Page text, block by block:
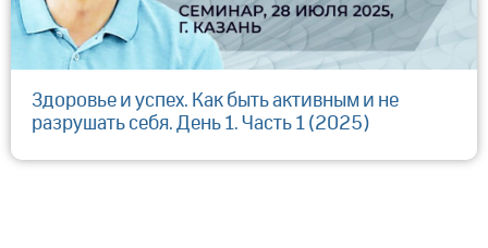
Здоровье и успех. Как быть активным и не
разрушать себя. День 1. Часть 1 (2025)